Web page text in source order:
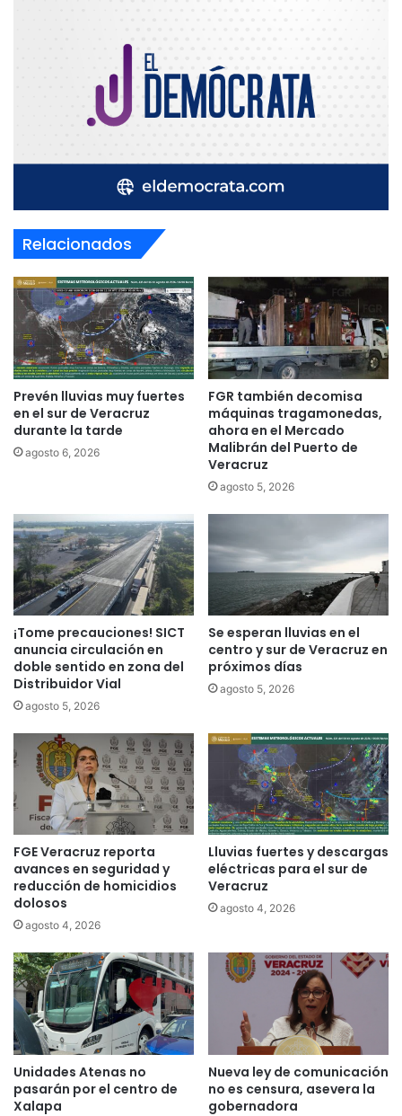
Relacionados
Prevén lluvias muy fuertes
en el sur de Veracruz
durante la tarde
agosto 6, 2026
FGR también decomisa
máquinas tragamonedas,
ahora en el Mercado
Malibrán del Puerto de
Veracruz
agosto 5, 2026
¡Tome precauciones! SICT
anuncia circulación en
doble sentido en zona del
Distribuidor Vial
agosto 5, 2026
Se esperan lluvias en el
centro y sur de Veracruz en
próximos días
agosto 5, 2026
FGE Veracruz reporta
avances en seguridad y
reducción de homicidios
dolosos
agosto 4, 2026
Lluvias fuertes y descargas
eléctricas para el sur de
Veracruz
agosto 4, 2026
Unidades Atenas no
pasarán por el centro de
Xalapa
Nueva ley de comunicación
no es censura, asevera la
gobernadora